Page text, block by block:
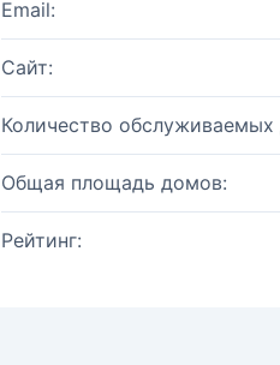
Email:
Сайт:
Количество
Общая площадь домов:
Рейтинг: